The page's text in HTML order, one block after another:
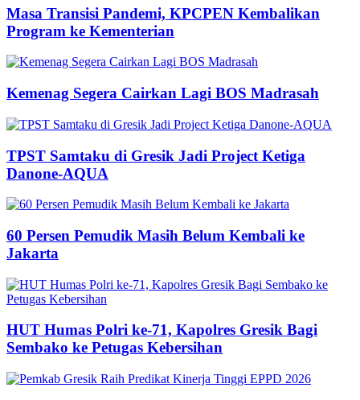
Masa Transisi Pandemi, KPCPEN Kembalikan
Program ke Kementerian
Kemenag Segera Cairkan Lagi BOS Madrasah
TPST Samtaku di Gresik Jadi Project Ketiga
Danone-AQUA
60 Persen Pemudik Masih Belum Kembali ke
Jakarta
HUT Humas Polri ke-71, Kapolres Gresik Bagi
Sembako ke Petugas Kebersihan